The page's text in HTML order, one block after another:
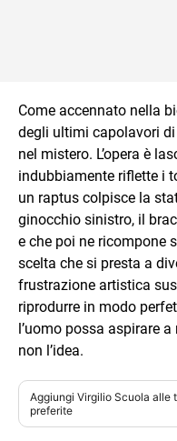
Come accennato nella
degli ultimi capolavori
nel mistero. L’opera è
indubbiamente riflette i
un raptus colpisce la
ginocchio sinistro, il
e che poi ne ricompone
scelta che si presta a
frustrazione artistica
riprodurre in modo
l’uomo possa aspirare
non l’idea.
Aggiungi Virgilio Scuola alle
preferite